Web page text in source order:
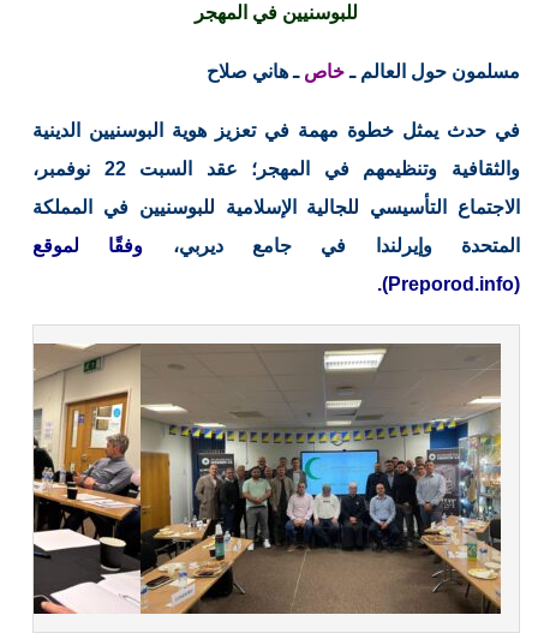
للبوسنيين في المهجر
مسلمون حول العالم ـخاص ـ هاني صلاح
في حدث يمثل خطوة مهمة في تعزيز هوية البوسنيين الدينية
والثقافية وتنظيمهم في المهجر؛ عقد السبت 22 نوفمبر،
الاجتماع التأسيسي للجالية الإسلامية للبوسنيين في المملكة
المتحدة وإيرلندا في جامع ديربي، وفقًا لموقع
(Preporod.info‎‏).